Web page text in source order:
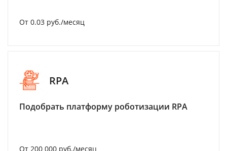
От 0.03 руб./месяц
RPA
Подобрать платформу роботизации RPA
От 200 000 руб./месяц